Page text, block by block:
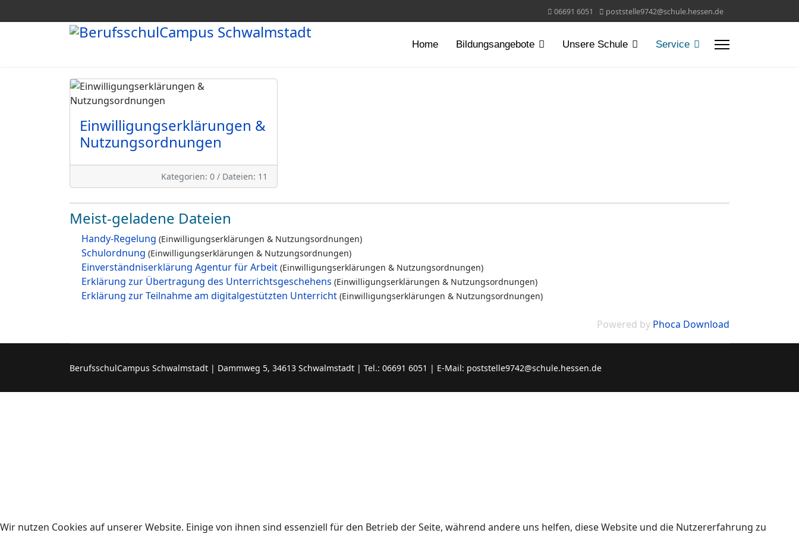
06691 6051 poststelle9742@schule.hessen.de
Home Bildungsangebote Unsere Schule Service
Einwilligungserklärungen &
Nutzungsordnungen
Kategorien: 0 / Dateien: 11
Meist-geladene Dateien
Handy-Regelung (Einwilligungserklärungen & Nutzungsordnungen)
Schulordnung (Einwilligungserklärungen & Nutzungsordnungen)
Einverständniserklärung Agentur für Arbeit (Einwilligungserklärungen & Nutzungsordnungen)
Erklärung zur Übertragung des Unterrichtsgeschehens (Einwilligungserklärungen & Nutzungsordnungen)
Erklärung zur Teilnahme am digitalgestützten Unterricht (Einwilligungserklärungen & Nutzungsordnungen)
Powered by Phoca Download
BerufsschulCampus Schwalmstadt | Dammweg 5, 34613 Schwalmstadt | Tel.: 06691 6051 | E-Mail: poststelle9742@schule.hessen.de
Wir nutzen Cookies auf unserer Website. Einige von ihnen sind essenziell für den Betrieb der Seite, während andere uns helfen, diese Website und die Nutzererfahrung zu